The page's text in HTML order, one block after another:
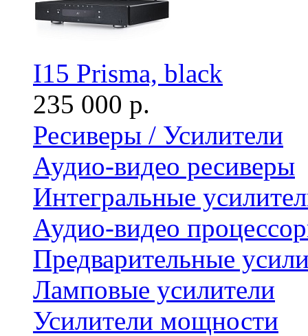
I15 Prisma, black
235 000 р.
Ресиверы / Усилители
Аудио-видео ресиверы
Интегральные
Аудио-видео
Предварительные
Ламповые усилители
Усилители мощности